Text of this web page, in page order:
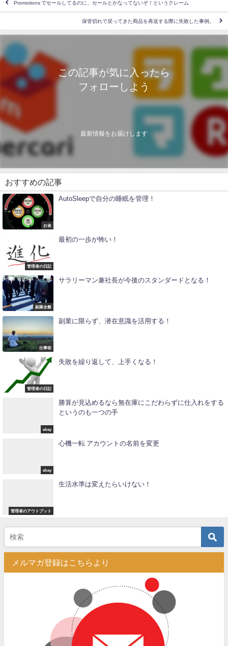
Promotions でセールしてるのに、セールとかなってないぞ！というクレーム
保管切れで戻ってきた商品を再送する際に失敗した事例。
この記事が気に入ったら
フォローしよう
最新情報をお届けします
おすすめの記事
お金
AutoSleepで自分の睡眠を管理！
管理者の日記
最初の一歩が怖い！
副業全般
サラリーマン兼社長が今後のスタンダードとなる！
仕事術
副業に限らず、潜在意識を活用する！
管理者の日記
失敗を繰り返して、上手くなる！
ebay
勝算が見込めるなら無在庫にこだわらずに仕入れをする
というのも一つの手
ebay
心機一転 アカウントの名前を変更
管理者のアウトプット
生活水準は変えたらいけない！
メルマガ登録はこちらより